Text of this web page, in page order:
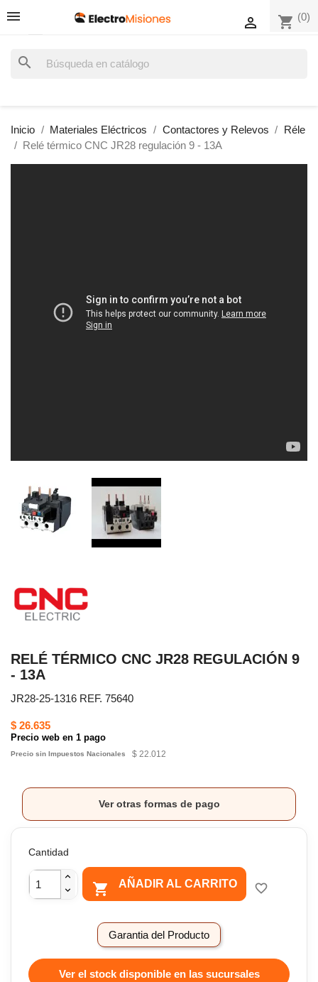
shopping_cart (0)

search
Inicio Materiales Eléctricos Contactores y Relevos
Réle
Relé térmico CNC JR28 regulación 9 - 13A
RELÉ TÉRMICO CNC JR28 REGULACIÓN 9
- 13A
JR28-25-1316 REF. 75640
$ 26.635
Precio web en 1 pago
Precio sin Impuestos Nacionales $ 22.012
Ver otras formas de pago
Cantidad
 AÑADIR AL CARRITO favorite_border
Garantia del Producto
Ver el stock disponible en las sucursales